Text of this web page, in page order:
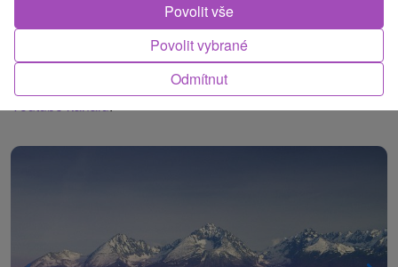
Všechna naše videa si můžete prohlédnout na našem
Youtube kanálu.
Odmítnut
Povolit vybrané
Povolit vše